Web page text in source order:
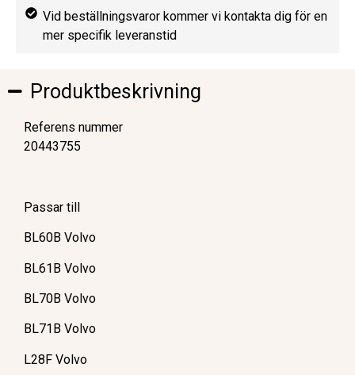
Vid beställningsvaror kommer vi kontakta dig för en
mer specifik leveranstid
Produktbeskrivning
Referens nummer
20443755
Passar till
BL60B Volvo
BL61B Volvo
BL70B Volvo
BL71B Volvo
L28F Volvo